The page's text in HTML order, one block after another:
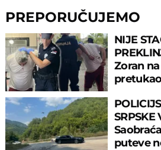
PREPORUČUJEMO
NIJE
Zoran
SRPSKE
puteve